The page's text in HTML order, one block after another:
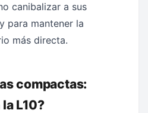
canibalizar a sus
para mantener la
más directa.
compactas:
L10?